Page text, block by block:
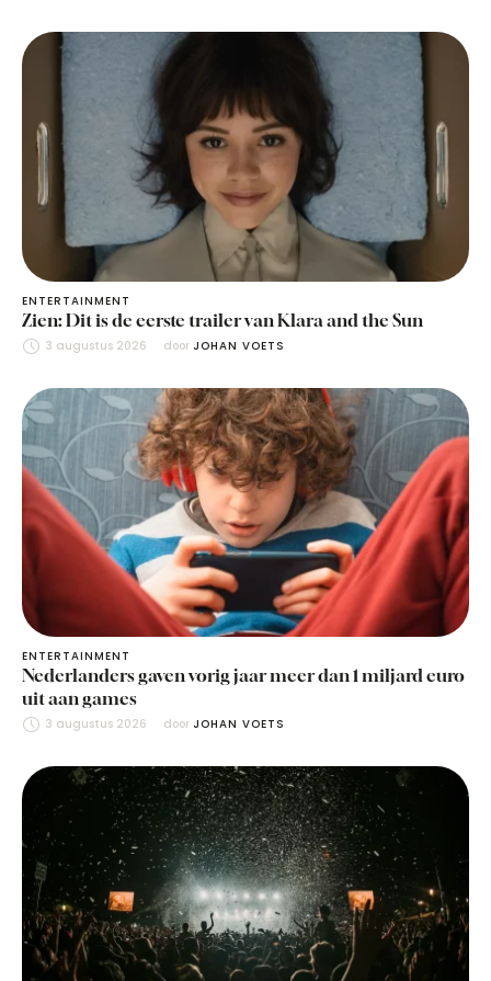
ENTERTAINMENT
Zien: Dit is de eerste trailer van Klara and the Sun
3 augustus 2026 door JOHAN VOETS
ENTERTAINMENT
Nederlanders gaven vorig jaar meer dan 1 miljard euro
uit aan games
3 augustus 2026 door JOHAN VOETS